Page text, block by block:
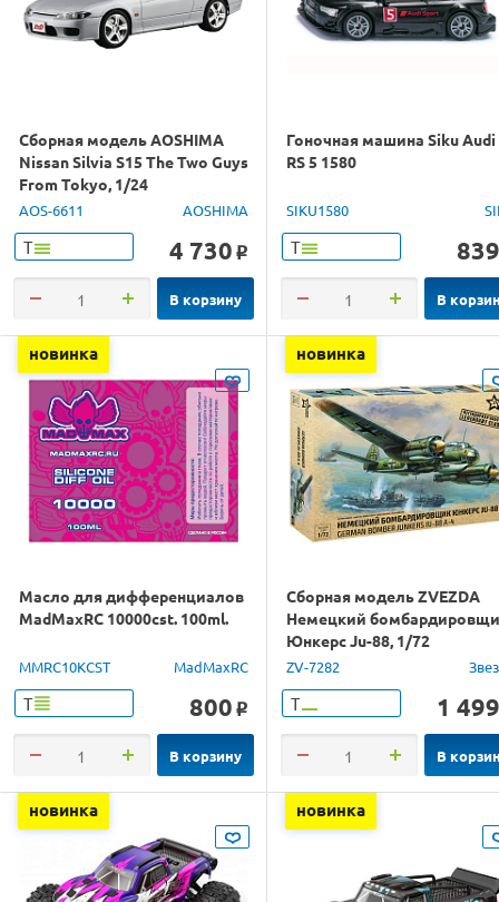
Сборная модель AOSHIMA
Nissan Silvia S15 The Two Guys
From Tokyo, 1/24
AOS-6611 AOSHIMA
Т 4 730 o
В корзину
Гоночная машина Siku Audi
RS 5 1580
SIKU1580
Т 839
В
новинка
Масло для дифференциалов
MadMaxRC 10000cst. 100ml.
MMRC10KCST MadMaxRC
Т 800 o
В корзину
новинка
Сборная модель ZVEZDA
Немецкий
Юнкерс Ju-88, 1/72
ZV-7282
Т 1 499
В
новинка новинка